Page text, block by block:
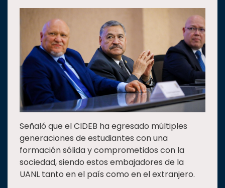
Señaló que el CIDEB ha egresado múltiples
generaciones de estudiantes con una
formación sólida y comprometidos con la
sociedad, siendo estos embajadores de la
UANL tanto en el país como en el extranjero.